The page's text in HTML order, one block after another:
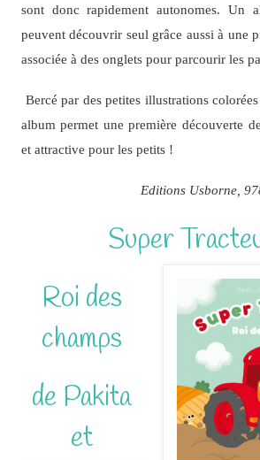
sont donc rapidement autonomes. Un
peuvent découvrir seul grâce aussi à une
associée à des onglets pour parcourir les
Bercé par des petites illustrations
album permet une première découverte
et attractive pour les petits !
Editions Usborne,
Super
Roi des
champs
de Pakita
et